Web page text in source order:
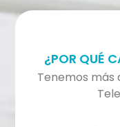
¿POR QUÉ
Tenemos más